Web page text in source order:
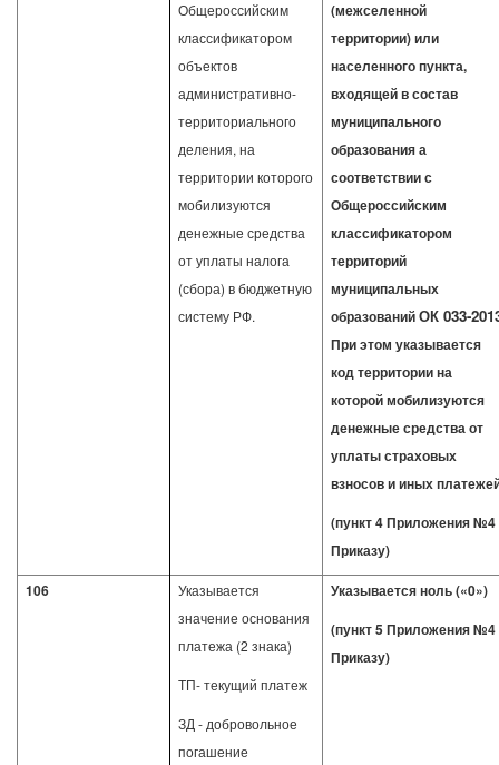
Общероссийским
классификатором
объектов
административно-
территориального
деления, на
территории которого
мобилизуются
денежные средства
от уплаты налога
(сбора) в бюджетную
систему РФ.
(межселенной
территории) или
населенного пункта,
входящей в состав
муниципального
образования а
соответствии с
Общероссийским
классификатором
территорий
муниципальных
образованийОК 033-
При этом указывается
код территории на
которой мобилизуются
денежные средства от
уплаты страховых
взносов и иных
(пункт 4 Приложения №4
Приказу)
106
Указывается
значение основания
платежа (2 знака)
ТП- текущий платеж
ЗД - добровольное
погашение
Указывается ноль («0»)
(пункт 5 Приложения №4
Приказу)